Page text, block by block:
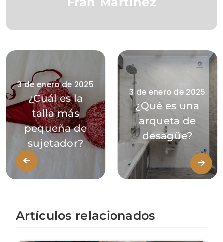
3 de enero de 2025
¿Cuál es la
talla más
pequeña de
sujetador?
3 de enero de 2025
¿Qué es una
arqueta de
desagüe?
Artículos relacionados